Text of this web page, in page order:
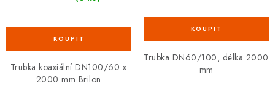
Trubka koaxiální DN100/60 x
2000 mm Brilon
Trubka DN60/100, délka 2000
mm